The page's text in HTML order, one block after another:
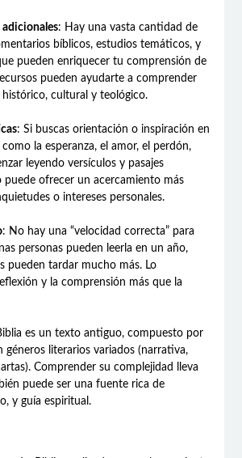
adicionales: Hay una vasta cantidad de
bíblicos, estudios temáticos, y
pueden enriquecer tu comprensión de
pueden ayudarte a comprender
cultural y teológico.
: Si buscas orientación o inspiración en
la esperanza, el amor, el perdón,
leyendo versículos y pasajes
puede ofrecer un acercamiento más
o intereses personales.
: No hay una “velocidad correcta” para
personas pueden leerla en un año,
pueden tardar mucho más. Lo
y la comprensión más que la
es un texto antiguo, compuesto por
géneros literarios variados (narrativa,
Comprender su complejidad lleva
puede ser una fuente rica de
y guía espiritual.